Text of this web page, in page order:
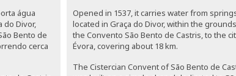
água
do Divor,
Bento de
cerca
Opened in 1537, it carries water from
located in Graça do Divor, within the
the Convento São Bento de Castris, to the
Évora, covering about 18 km.
The Cistercian Convent of São Bento de